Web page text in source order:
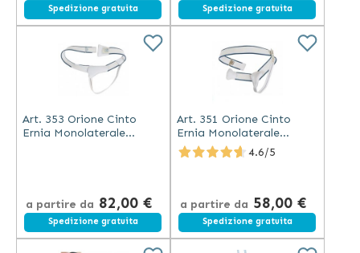
Spedizione gratuita Spedizione gratuita
Art. 353 Orione Cinto
Ernia Monolaterale
a partire da 82,00 €
Spedizione gratuita
Art. 351 Orione Cinto
Ernia Monolaterale
Pelotta Imbottita Pelle
4.6/5
a partire da 58,00 €
Spedizione gratuita